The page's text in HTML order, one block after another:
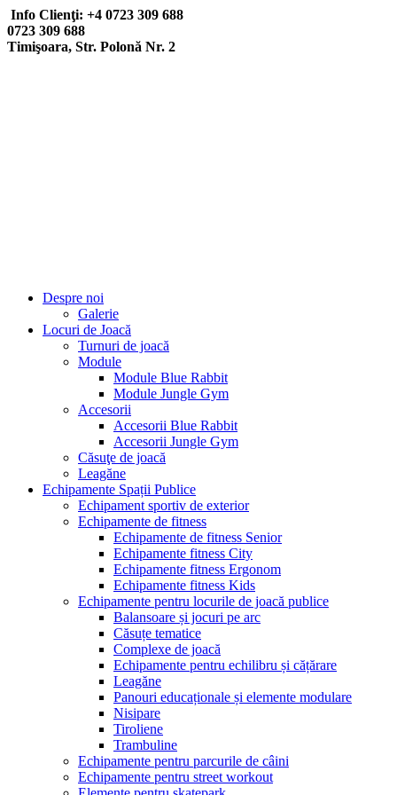
Info Clienţi: +4 0723 309 688
0723 309 688
Timişoara, Str. Polonă Nr. 2
Despre noi
Galerie
Locuri de Joacă
Turnuri de joacă
Module
Module Blue Rabbit
Module Jungle Gym
Accesorii
Accesorii Blue Rabbit
Accesorii Jungle Gym
Căsuţe de joacă
Leagăne
Echipamente Spații Publice
Echipament sportiv de exterior
Echipamente de fitness
Echipamente de fitness Senior
Echipamente fitness City
Echipamente fitness Ergonom
Echipamente fitness Kids
Echipamente pentru locurile de joacă publice
Balansoare și jocuri pe arc
Căsuțe tematice
Complexe de joacă
Echipamente pentru echilibru și cățărare
Leagăne
Panouri educaționale și elemente modulare
Nisipare
Tiroliene
Trambuline
Echipamente pentru parcurile de câini
Echipamente pentru street workout